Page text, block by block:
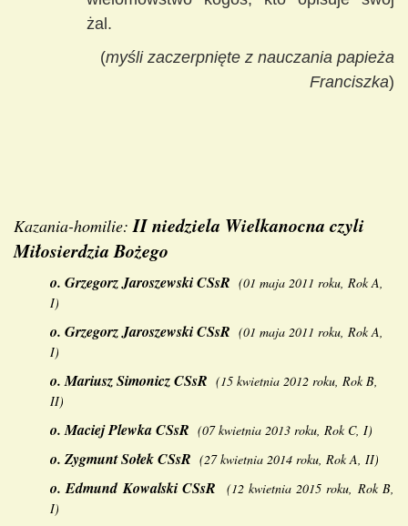
żal.
(myśli zaczerpnięte z nauczania papieża
Franciszka)
Kazania-homilie: II niedziela Wielkanocna czyli
Miłosierdzia Bożego
o. Grzegorz JaroszewskiCSsR (01 maja 2011 roku, Rok A,
I)
o. Grzegorz JaroszewskiCSsR (01 maja 2011 roku, Rok A,
I)
o. Mariusz SimoniczCSsR (15 kwietnia 2012 roku, Rok B,
II)
o.Maciej PlewkaCSsR (07 kwietnia 2013 roku, Rok C, I)
o.Zygmunt Sołek CSsR (27 kwietnia 2014 roku, Rok A, II)
o.Edmund Kowalski CSsR (12 kwietnia 2015 roku, Rok B,
I)